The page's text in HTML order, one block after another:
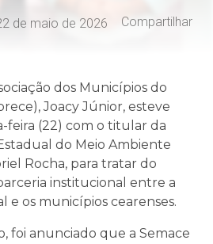
de maio de 2026 Compartilhar
dos Municípios do
Joacy Júnior, esteve
feira (22) com o titular da
do Meio Ambiente
Rocha, para tratar do
institucional entre a
e os municípios cearenses.
foi anunciado que a Semace